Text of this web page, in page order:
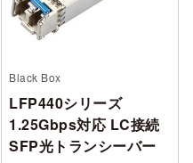
Black Box
LFP440シリーズ
1.25Gbps対応 LC接続
SFP光トランシーバー